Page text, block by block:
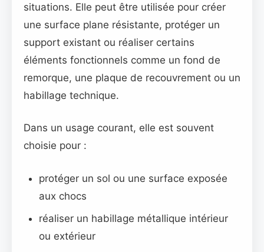
situations. Elle peut être utilisée pour créer
une surface plane résistante, protéger un
support existant ou réaliser certains
éléments fonctionnels comme un fond de
remorque, une plaque de recouvrement ou un
habillage technique.
Dans un usage courant, elle est souvent
choisie pour :
protéger un sol ou une surface exposée
aux chocs
réaliser un habillage métallique intérieur
ou extérieur